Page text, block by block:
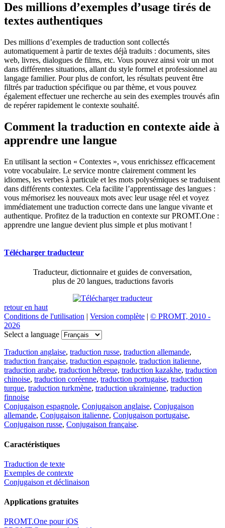
Des millions d’exemples d’usage tirés de
textes authentiques
Des millions d’exemples de traduction sont collectés
automatiquement à partir de textes déjà traduits : documents, sites
web, livres, dialogues de films, etc. Vous pouvez ainsi voir un mot
dans différentes situations, allant du style formel et professionnel au
langage familier. Pour plus de confort, les résultats peuvent être
filtrés par traduction spécifique ou par thème, et vous pouvez
également effectuer une recherche au sein des exemples trouvés afin
de repérer rapidement le contexte souhaité.
Comment la traduction en contexte aide à
apprendre une langue
En utilisant la section « Contextes », vous enrichissez efficacement
votre vocabulaire. Le service montre clairement comment les
idiomes, les verbes à particule et les mots polysémiques se traduisent
dans différents contextes. Cela facilite l’apprentissage des langues :
vous mémorisez les nouveaux mots avec leur usage réel et voyez
immédiatement une traduction correcte dans une langue vivante et
authentique. Profitez de la traduction en contexte sur PROMT.One :
apprendre une langue devient plus simple et plus motivant !
Télécharger traducteur
Traducteur, dictionnaire et guides de conversation,
plus de 20 langues, traductions favoris
retour en haut
Conditions de l'utilisation | Version complète | © PROMT, 2010 -
2026
Select a language
Traduction anglaise, traduction russe, traduction allemande,
traduction française, traduction espagnole, traduction italienne,
traduction arabe, traduction hébreue, traduction kazakhe, traduction
chinoise, traduction coréenne, traduction portugaise, traduction
turque, traduction turkmène, traduction ukrainienne, traduction
finnoise
Conjugaison espagnole, Conjugaison anglaise, Conjugaison
allemande, Conjugaison italienne, Conjugaison portugaise,
Conjugaison russe, Conjugaison française.
Caractéristiques
Traduction de texte
Exemples de contexte
Conjugaison et déclinaison
Applications gratuites
PROMT.One pour iOS